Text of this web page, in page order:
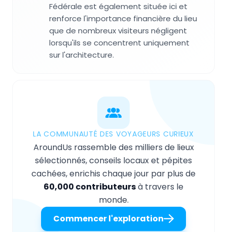
Fédérale est également située ici et
renforce l'importance financière du lieu
que de nombreux visiteurs négligent
lorsqu'ils se concentrent uniquement
sur l'architecture.
LA COMMUNAUTÉ DES VOYAGEURS CURIEUX
AroundUs rassemble des milliers de lieux
sélectionnés, conseils locaux et pépites
cachées, enrichis chaque jour par plus de
60,000 contributeursà travers le
monde.
Commencer l'exploration